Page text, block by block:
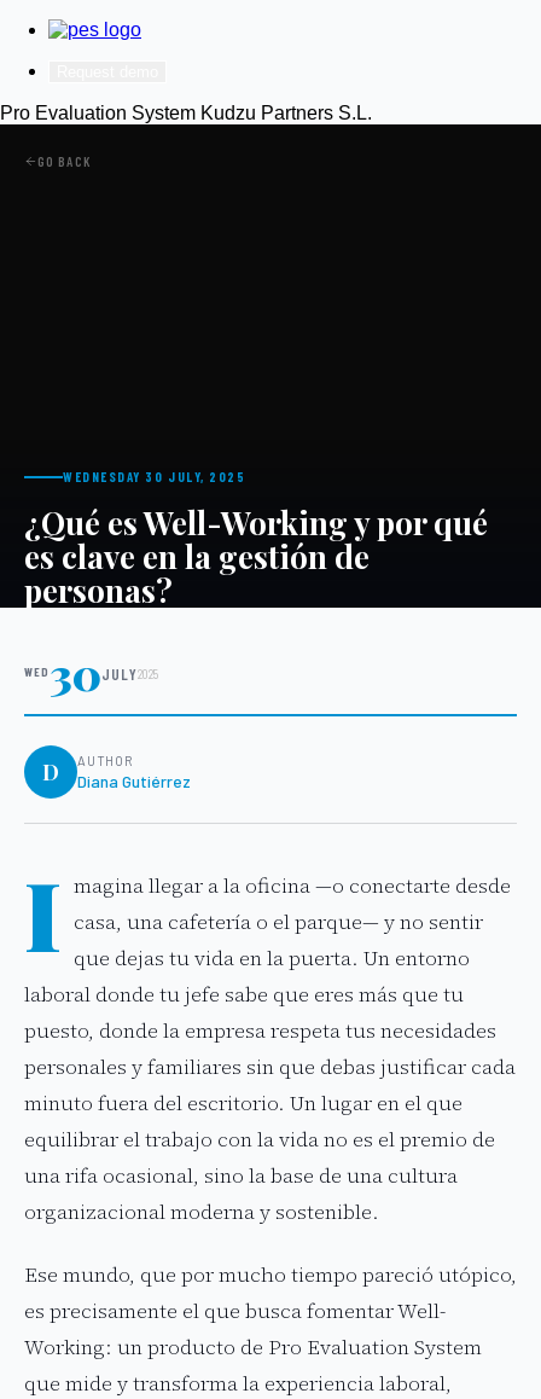
Pro Evaluation System Kudzu Partners S.L.
GO BACK
WEDNESDAY 30 JULY, 2025
¿Qué es Well-Working y por qué
es clave en la gestión de
personas?
WED 30JULY2025
D AUTHOR
Diana Gutiérrez
I magina llegar a la oficina —o conectarte desde
casa, una cafetería o el parque— y no sentir
que dejas tu vida en la puerta. Un entorno
laboral donde tu jefe sabe que eres más que tu
puesto, donde la empresa respeta tus necesidades
personales y familiares sin que debas justificar cada
minuto fuera del escritorio. Un lugar en el que
equilibrar el trabajo con la vida no es el premio de
una rifa ocasional, sino la base de una cultura
organizacional moderna y sostenible.
Ese mundo, que por mucho tiempo pareció utópico,
es precisamente el que busca fomentar Well-
Working: un producto de Pro Evaluation System
que mide y transforma la experiencia laboral,